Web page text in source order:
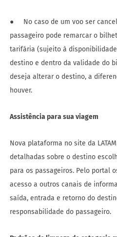
● No caso de um voo ser
passageiro pode remarcar o
tarifária (sujeito à
destino e dentro da validade do
deseja alterar o destino, a
houver.
Assistência para sua viagem
Nova plataforma no site da
detalhadas sobre o destino
para os passageiros. Pelo portal
acesso a outros canais de
saída, entrada e retorno do
responsabilidade do passageiro.